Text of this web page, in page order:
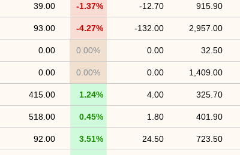
915.90
-12.70
-1.37%
39.00
2,957.00
-132.00
-4.27%
93.00
32.50
0.00
0.00%
0.00
1,409.00
0.00
0.00%
0.00
325.70
4.00
1.24%
415.00
401.90
1.80
0.45%
518.00
723.50
24.50
3.51%
92.00